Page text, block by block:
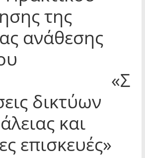
της
ανάθεσης
δικτύων
και
επισκευές»